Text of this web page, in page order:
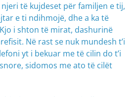
të kujdeset për familjen e tij,
e ti ndihmojë, dhe a ka të
i shton të mirat, dashurinë
Në rast se nuk mundesh t’i
yt i bekuar me të cilin do t’i
sidomos me ato të cilët